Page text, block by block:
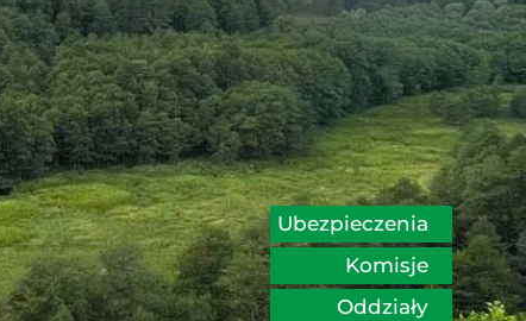
Ubezpieczenia
Komisje
Oddziały